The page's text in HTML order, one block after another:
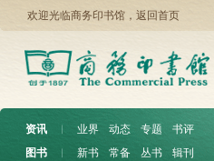
欢迎光临商务印书馆， 返回首页
资讯 ︱ 业界 动态 专题
书评
图书
︱ 新书 常备 丛书 辑刊